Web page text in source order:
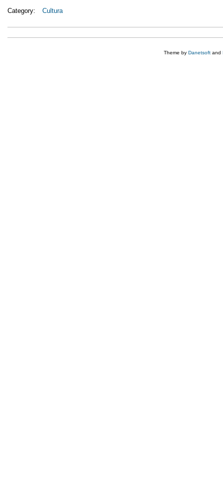
Category: Cultura
Theme by Danetsoft and